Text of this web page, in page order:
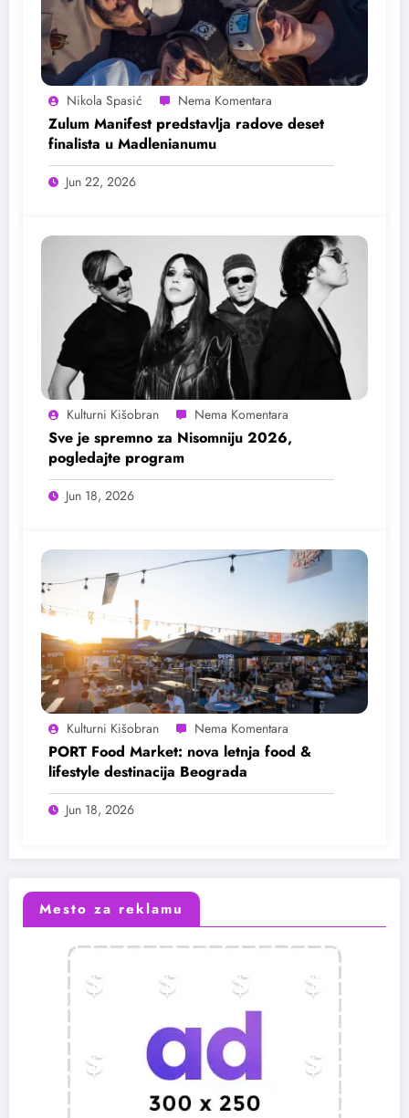
Nikola Spasić
Zulum Manifest predstavlja radove deset
finalista u Madlenianumu
Jun 22, 2026
Kulturni Kišobran
Sve je spremno za Nisomniju 2026,
pogledajte program
Jun 18, 2026
Kulturni Kišobran
PORT Food Market: nova letnja food &
lifestyle destinacija Beograda
Jun 18, 2026
Mesto za reklamu